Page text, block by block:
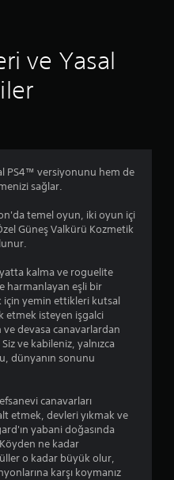
d
3
8
ı
l
d
ve Yasal
PS4™ versiyonunu hem de
sağlar.
temel oyun, iki oyun içi
Güneş Valkürü Kozmetik
kalma ve roguelite
harmanlayan eşli bir
yemin ettikleri kutsal
etmek isteyen işgalci
devasa canavarlardan
ve kabileniz, yalnızca
dünyanın sonunu
canavarları
etmek, devleri yıkmak ve
yabani doğasında
ne kadar
o kadar büyük olur,
karşı koymanız